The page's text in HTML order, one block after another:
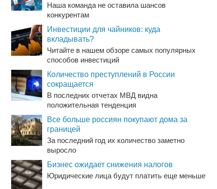
Наша команда не оставила шансов
конкурентам
Инвестиции для чайников: куда
вкладывать?
Читайте в нашем обзоре самых популярных
способов инвестиций
Количество преступлений в России
сокращается
В последних отчетах МВД видна
положительная тенденция
Все больше россиян покупают дома за
границей
За последний год их количество заметно
выросло
Бизнес ожидает снижения налогов
Юридические лица будут платить еще меньше